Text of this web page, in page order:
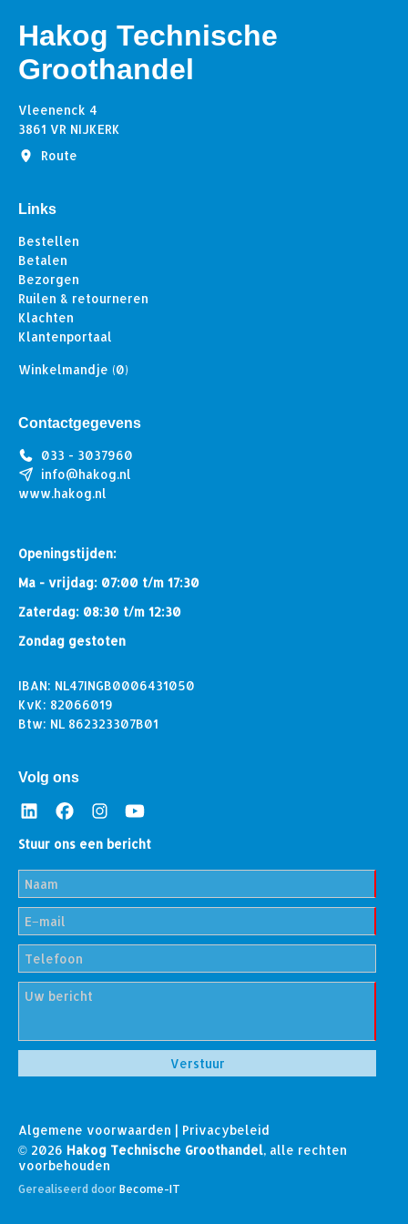
Hakog Technische
Groothandel
Vleenenck 4
3861 VR NIJKERK
Route
Links
Bestellen
Betalen
Bezorgen
Ruilen & retourneren
Klachten
Klantenportaal
Winkelmandje (0)
Contactgegevens
033 - 3037960
info@hakog.nl
www.hakog.nl
Openingstijden:
Ma - vrijdag: 07:00 t/m 17:30
Zaterdag: 08:30 t/m 12:30
Zondag gestoten
IBAN: NL47INGB0006431050
KvK: 82066019
Btw: NL 862323307B01
Volg ons
Stuur ons een bericht
Algemene voorwaarden | Privacybeleid
© 2026 Hakog Technische Groothandel, alle rechten
voorbehouden
Gerealiseerd door Become-IT